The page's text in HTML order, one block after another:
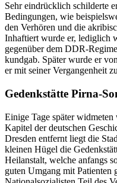
Sehr eindrücklich schilderte
Bedingungen, wie
den Verhören und die
Inhaftiert wurde er, lediglich
gegenüber dem DDR-
kundgab. Später wurde er
er mit seiner Vergangenheit
Gedenkstätte Pirna-
Einige Tage später
Kapitel der deutschen
Dresden entfernt liegt die
kleinen Hügel die
Heilanstalt, welche anfangs
guten Umgang mit Patienten